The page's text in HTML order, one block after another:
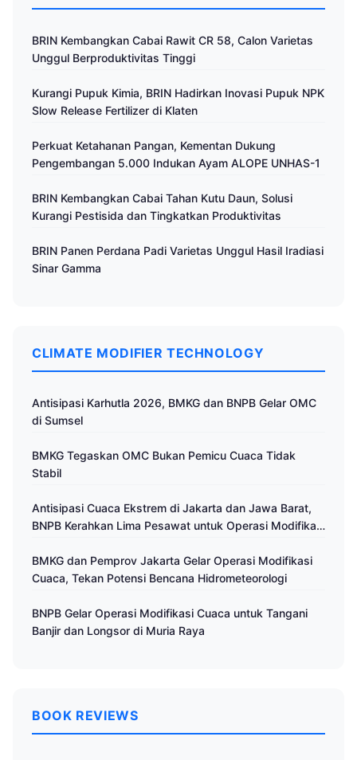
BRIN Kembangkan Cabai Rawit CR 58, Calon Varietas
Unggul Berproduktivitas Tinggi
Kurangi Pupuk Kimia, BRIN Hadirkan Inovasi Pupuk NPK
Slow Release Fertilizer di Klaten
Perkuat Ketahanan Pangan, Kementan Dukung
Pengembangan 5.000 Indukan Ayam ALOPE UNHAS-1
BRIN Kembangkan Cabai Tahan Kutu Daun, Solusi
Kurangi Pestisida dan Tingkatkan Produktivitas
BRIN Panen Perdana Padi Varietas Unggul Hasil Iradiasi
Sinar Gamma
CLIMATE MODIFIER TECHNOLOGY
Antisipasi Karhutla 2026, BMKG dan BNPB Gelar OMC
di Sumsel
BMKG Tegaskan OMC Bukan Pemicu Cuaca Tidak
Stabil
Antisipasi Cuaca Ekstrem di Jakarta dan Jawa Barat,
BNPB Kerahkan Lima Pesawat untuk Operasi Modifikasi
BMKG dan Pemprov Jakarta Gelar Operasi Modifikasi
Cuaca, Tekan Potensi Bencana Hidrometeorologi
BNPB Gelar Operasi Modifikasi Cuaca untuk Tangani
Banjir dan Longsor di Muria Raya
BOOK REVIEWS